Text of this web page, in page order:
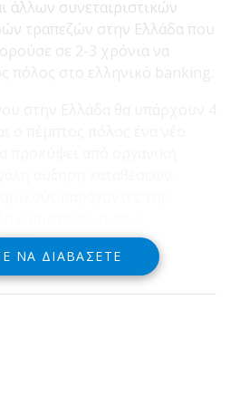
άλλων συνεταιριστικών
τραπεζών στην Ελλάδα που
σε 2-3 χρόνια να
Σάλλα.
ΝΑ ΔΙΑΒΆΣΕΤΕ